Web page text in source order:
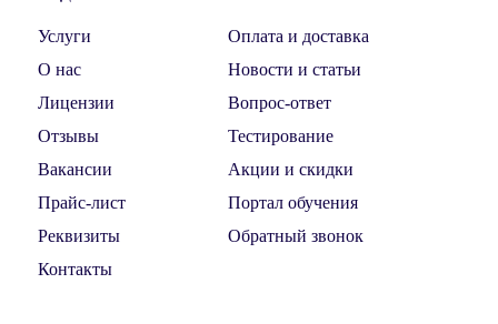
Услуги
О нас
Лицензии
Отзывы
Вакансии
Прайс-лист
Реквизиты
Контакты
Оплата и доставка
Новости и статьи
Вопрос-ответ
Тестирование
Акции и скидки
Портал обучения
Обратный звонок